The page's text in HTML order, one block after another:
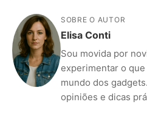
SOBRE O AUTOR
Elisa Conti
Sou movida por
experimentar o
mundo dos
opiniões e dicas